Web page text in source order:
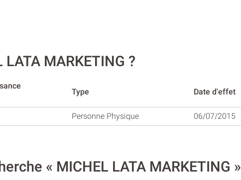
MARKETING ?
Type Date d'effet
Personne Physique 06/07/2015
« MICHEL LATA MARKETING »